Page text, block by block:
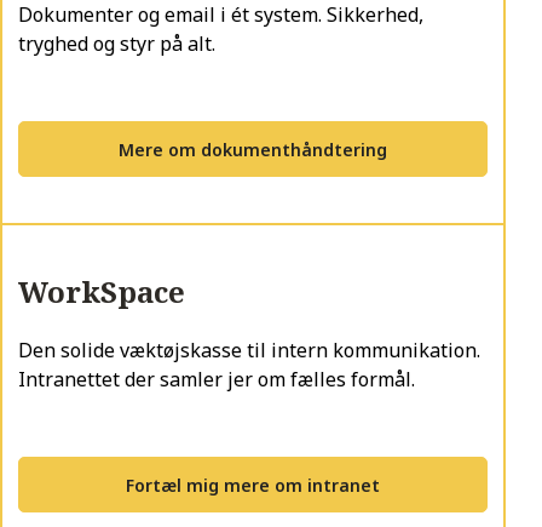
Dokumenter og email i ét system. Sikkerhed,
tryghed og styr på alt.
Mere om dokumenthåndtering
WorkSpace
Den solide væktøjskasse til intern kommunikation.
Intranettet der samler jer om fælles formål.
Fortæl mig mere om intranet